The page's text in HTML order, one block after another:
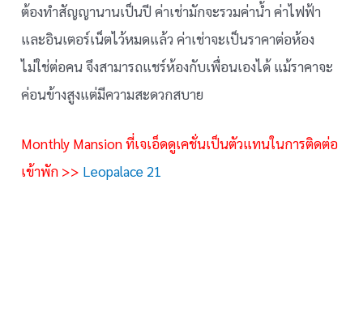
ต้องทำสัญญานานเป็นปี ค่าเช่ามักจะรวมค่าน้ำ ค่าไฟฟ้า
และอินเตอร์เน็ตไว้หมดแล้ว ค่าเช่าจะเป็นราคาต่อห้อง
ไม่ใช่ต่อคน จึงสามารถแชร์ห้องกับเพื่อนเองได้ แม้ราคาจะ
ค่อนข้างสูงแต่มีความสะดวกสบาย
Monthly Mansion ที่เจเอ็ดดูเคชั่นเป็นตัวแทนในการติดต่อ
เข้าพัก >> Leopalace 21